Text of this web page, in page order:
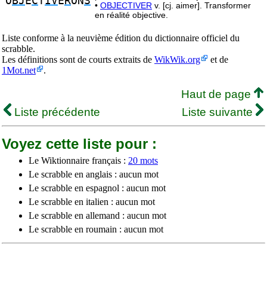
• OBJECTIVER v. [cj. aimer]. Transformer
en réalité objective.
Liste conforme à la neuvième édition du dictionnaire officiel du
scrabble.
Les définitions sont de courts extraits de WikWik.org
et de
1Mot.net
.
Haut de page
Liste précédente
Liste suivante
Voyez cette liste pour :
Le Wiktionnaire français : 20 mots
Le scrabble en anglais : aucun mot
Le scrabble en espagnol : aucun mot
Le scrabble en italien : aucun mot
Le scrabble en allemand : aucun mot
Le scrabble en roumain : aucun mot